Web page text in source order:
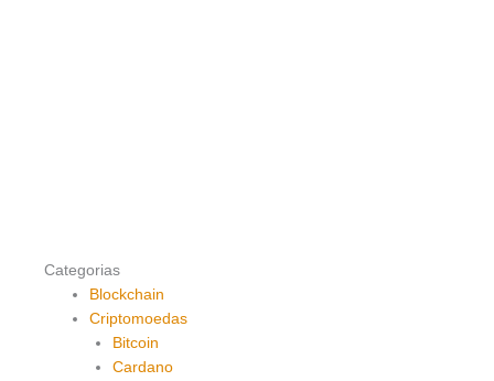
Categorias
Blockchain
Criptomoedas
Bitcoin
Cardano